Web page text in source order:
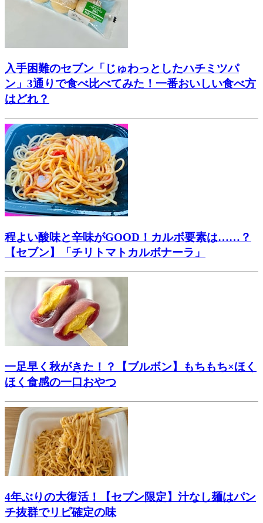
入手困難のセブン「じゅわっとしたハチミツパ
ン」3通りで食べ比べてみた！一番おいしい食べ方
はどれ？
程よい酸味と辛味がGOOD！カルボ要素は……？
【セブン】「チリトマトカルボナーラ」
一足早く秋がきた！？【ブルボン】もちもち×ほく
ほく食感の一口おやつ
4年ぶりの大復活！【セブン限定】汁なし麺はパン
チ抜群でリピ確定の味